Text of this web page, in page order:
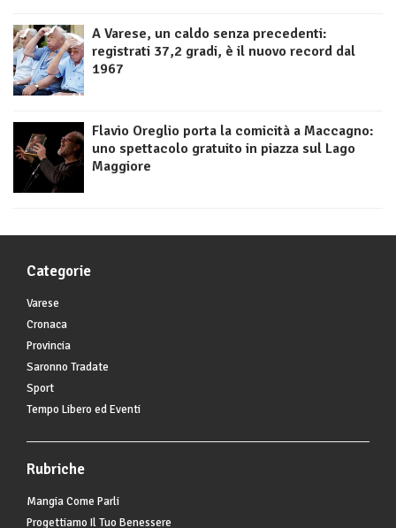
A Varese, un caldo senza precedenti:
registrati 37,2 gradi, è il nuovo record dal
1967
Flavio Oreglio porta la comicità a Maccagno:
uno spettacolo gratuito in piazza sul Lago
Maggiore
Categorie
Varese
Cronaca
Provincia
Saronno Tradate
Sport
Tempo Libero ed Eventi
Rubriche
Mangia Come Parli
Progettiamo Il Tuo Benessere